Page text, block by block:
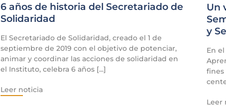
6 años de historia del Secretariado de
Solidaridad
El Secretariado de Solidaridad, creado el 1 de
septiembre de 2019 con el objetivo de potenciar,
animar y coordinar las acciones de solidaridad en
el Instituto, celebra 6 años [...]
Leer noticia
Un
y
En
fines
Leer